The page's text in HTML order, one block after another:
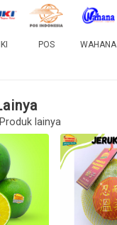
POS WAHANA
lainya